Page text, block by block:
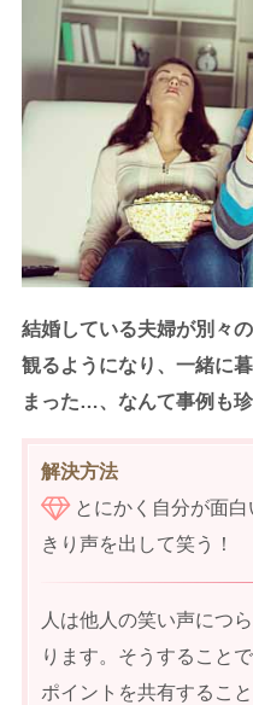
結婚している夫婦が別々
観るようになり、一緒に
まった…、なんて事例も珍
解決方法
とにかく自分が面白
きり声を出して笑う！
人は他人の笑い声につ
ります。そうすること
ポイントを共有するこ